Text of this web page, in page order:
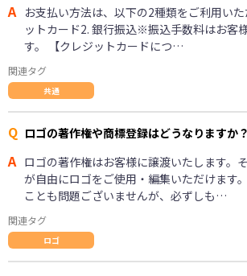
A お支払い方法は、以下の2種類をご利用い
ットカード2. 銀行振込※振込手数料はお客
す。 【クレジットカードにつ…
関連タグ
共通
Q ロゴの著作権や商標登録はどうなりますか？
A ロゴの著作権はお客様に譲渡いたします。
が自由にロゴをご使用・編集いただけます
ことも問題ございませんが、必ずしも…
関連タグ
ロゴ